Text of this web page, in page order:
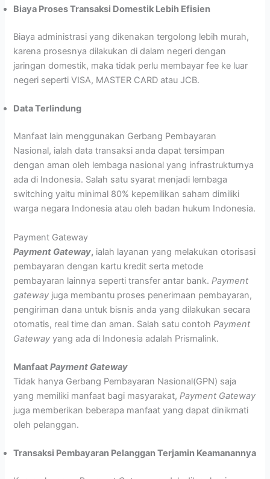
Biaya Proses Transaksi Domestik Lebih Efisien
Biaya administrasi yang dikenakan tergolong lebih murah,
karena prosesnya dilakukan di dalam negeri dengan
jaringan domestik, maka tidak perlu membayar fee ke luar
negeri seperti VISA, MASTER CARD atau JCB.
Data Terlindung
Manfaat lain menggunakan Gerbang Pembayaran
Nasional, ialah data transaksi anda dapat tersimpan
dengan aman oleh lembaga nasional yang infrastrukturnya
ada di Indonesia. Salah satu syarat menjadi lembaga
switching yaitu minimal 80% kepemilikan saham dimiliki
warga negara Indonesia atau oleh badan hukum Indonesia.
Payment Gateway
Payment Gateway, ialah layanan yang melakukan otorisasi
pembayaran dengan kartu kredit serta metode
pembayaran lainnya seperti transfer antar bank.Payment
gateway juga membantu proses penerimaan pembayaran,
pengiriman dana untuk bisnis anda yang dilakukan secara
otomatis, real time dan aman. Salah satu contohPayment
Gateway yang ada di Indonesia adalah Prismalink.
ManfaatPayment Gateway
Tidak hanya Gerbang Pembayaran Nasional(GPN) saja
yang memiliki manfaat bagi masyarakat,Payment Gateway
juga memberikan beberapa manfaat yang dapat dinikmati
oleh pelanggan.
Transaksi Pembayaran Pelanggan Terjamin Keamanannya